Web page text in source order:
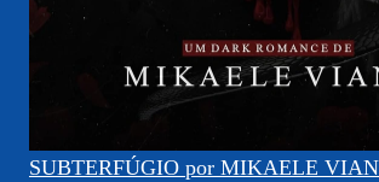
SUBTERFÚGIO por MIKAELE